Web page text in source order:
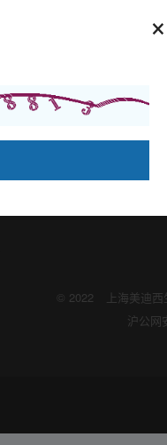
© 2022 上海美迪
沪公网
×